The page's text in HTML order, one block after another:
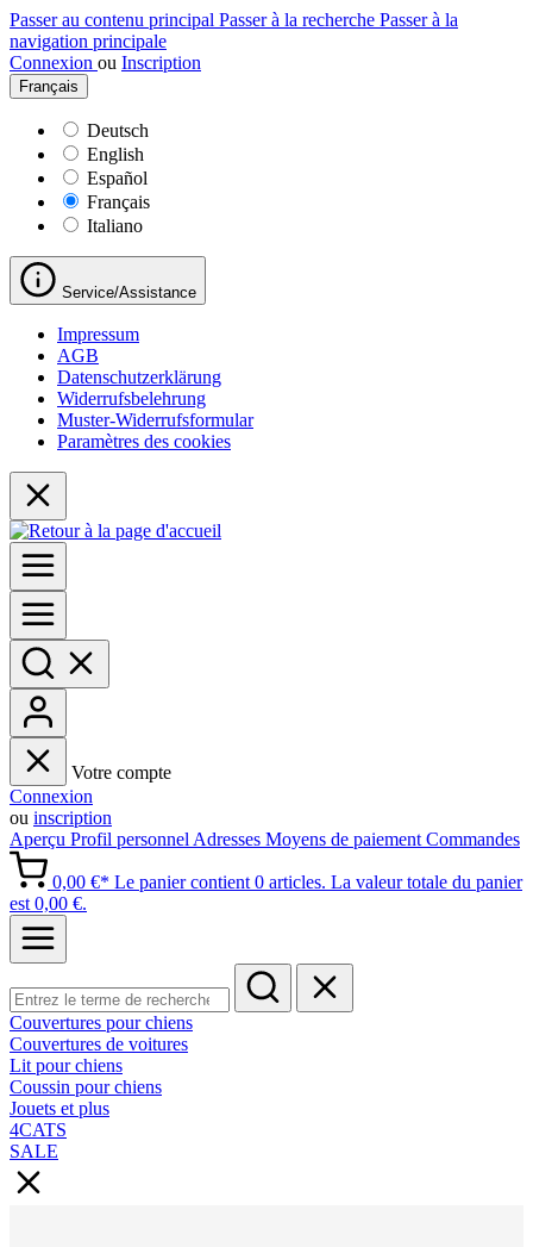
Passer au contenu principal Passer à la recherche Passer à la
navigation principale
Connexion ou Inscription
Français
Deutsch
English
Español
Français
Italiano
Service/Assistance
Impressum
AGB
Datenschutzerklärung
Widerrufsbelehrung
Muster-Widerrufsformular
Paramètres des cookies
Votre compte
Connexion
ou inscription
Aperçu Profil personnel Adresses Moyens de paiement Commandes
0,00 €* Le panier contient 0 articles. La valeur totale du panier
est 0,00 €.
Couvertures pour chiens
Couvertures de voitures
Lit pour chiens
Coussin pour chiens
Jouets et plus
4CATS
SALE